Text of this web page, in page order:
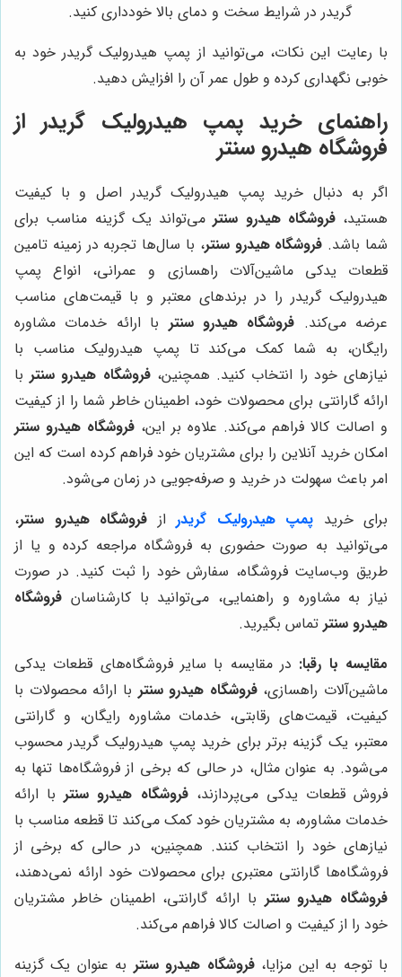
گریدر در شرایط سخت و دمای بالا خودداری کنید.
با رعایت این نکات، می‌توانید از پمپ هیدرولیک گریدر خود به
خوبی نگهداری کرده و طول عمر آن را افزایش دهید.
راهنمای خرید پمپ هیدرولیک گریدر از
فروشگاه هیدرو سنتر
اگر به دنبال خرید پمپ هیدرولیک گریدر اصل و با کیفیت
هستید،فروشگاه هیدرو سنتر می‌تواند یک گزینه مناسب برای
شما باشد. فروشگاه هیدرو سنتر، با سال‌ها تجربه در زمینه تامین
قطعات یدکی ماشین‌آلات راهسازی و عمرانی، انواع پمپ
هیدرولیک گریدر را در برندهای معتبر و با قیمت‌های مناسب
عرضه می‌کند. فروشگاه هیدرو سنتر با ارائه خدمات مشاوره
رایگان، به شما کمک می‌کند تا پمپ هیدرولیک مناسب با
نیازهای خود را انتخاب کنید. همچنین،فروشگاه هیدرو سنتر با
ارائه گارانتی برای محصولات خود، اطمینان خاطر شما را از کیفیت
و اصالت کالا فراهم می‌کند. علاوه بر این، فروشگاه هیدرو سنتر
امکان خرید آنلاین را برای مشتریان خود فراهم کرده است که این
امر باعث سهولت در خرید و صرفه‌جویی در زمان می‌شود.
برای خرید پمپ هیدرولیک گریدر از فروشگاه هیدرو سنتر،
می‌توانید به صورت حضوری به فروشگاه مراجعه کرده و یا از
طریق وب‌سایت فروشگاه، سفارش خود را ثبت کنید. در صورت
نیاز به مشاوره و راهنمایی، می‌توانید با کارشناسان فروشگاه
هیدرو سنتر تماس بگیرید.
مقایسه با رقبا: در مقایسه با سایر فروشگاه‌های قطعات یدکی
ماشین‌آلات راهسازی،فروشگاه هیدرو سنتر با ارائه محصولات با
کیفیت، قیمت‌های رقابتی، خدمات مشاوره رایگان، و گارانتی
معتبر، یک گزینه برتر برای خرید پمپ هیدرولیک گریدر محسوب
می‌شود. به عنوان مثال، در حالی که برخی از فروشگاه‌ها تنها به
فروش قطعات یدکی می‌پردازند،فروشگاه هیدرو سنتر با ارائه
خدمات مشاوره، به مشتریان خود کمک می‌کند تا قطعه مناسب با
نیازهای خود را انتخاب کنند. همچنین، در حالی که برخی از
فروشگاه‌ها گارانتی معتبری برای محصولات خود ارائه نمی‌دهند،
فروشگاه هیدرو سنتر با ارائه گارانتی، اطمینان خاطر مشتریان
خود را از کیفیت و اصالت کالا فراهم می‌کند.
با توجه به این مزایا،فروشگاه هیدرو سنتر به عنوان یک گزینه